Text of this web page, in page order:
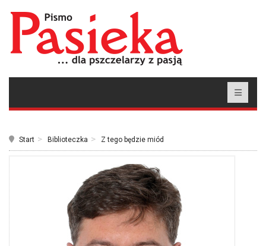
Start Biblioteczka Z tego będzie miód